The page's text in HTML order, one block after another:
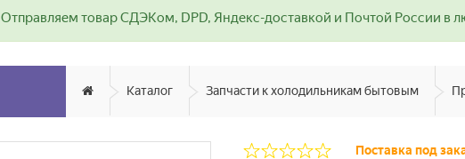
Отправляем товар СДЭКом, DPD, Яндекс-доставкой и Почтой России в
Каталог Запчасти к холодильникам бытовым
Поставка под